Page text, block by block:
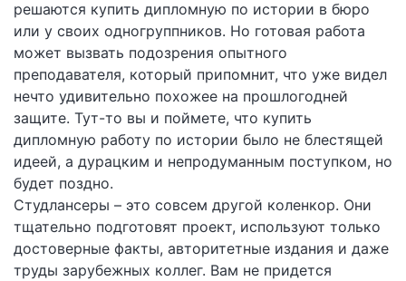
решаются купить дипломную по истории в бюро
или у своих одногруппников. Но готовая работа
может вызвать подозрения опытного
преподавателя, который припомнит, что уже видел
нечто удивительно похожее на прошлогодней
защите. Тут-то вы и поймете, что купить
дипломную работу по истории было не блестящей
идеей, а дурацким и непродуманным поступком, но
будет поздно.
Студлансеры – это совсем другой коленкор. Они
тщательно подготовят проект, используют только
достоверные факты, авторитетные издания и даже
труды зарубежных коллег. Вам не придется